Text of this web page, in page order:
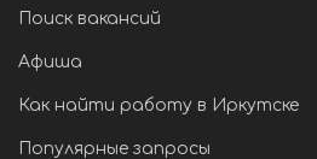
Поиск вакансий
Афиша
Как найти работу в Иркутске
Популярные запросы